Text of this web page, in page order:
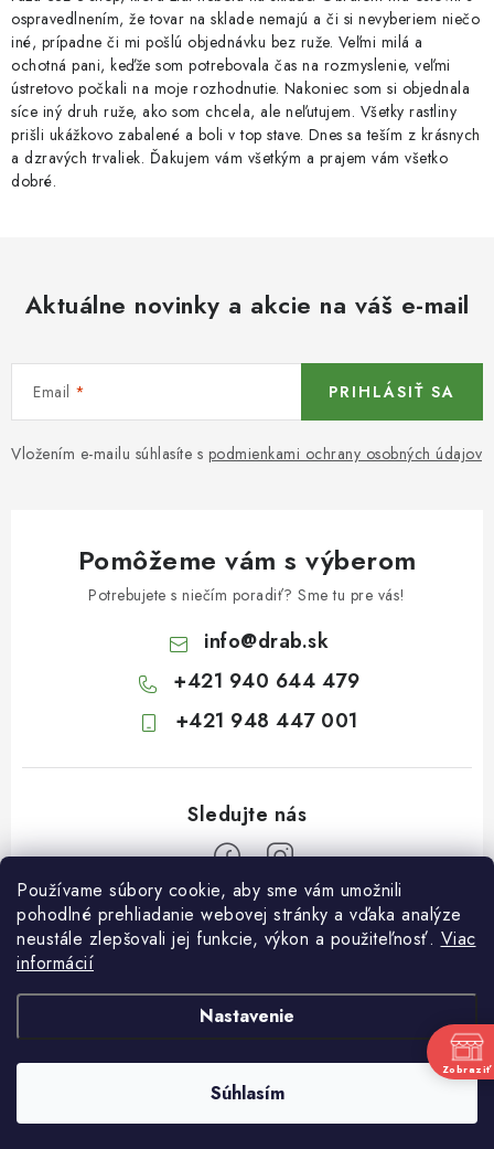
Používame súbory cookie, aby sme vám umožnili
pohodlné prehliadanie webovej stránky a vďaka analýze
neustále zlepšovali jej funkcie, výkon a použiteľnosť. Viac
informácií
Nastavenie
Súhlasím
ospravedlnením, že tovar na sklade nemajú a či si nevyberiem niečo
iné, prípadne či mi pošlú objednávku bez ruže. Veľmi milá a
ochotná pani, keďže som potrebovala čas na rozmyslenie, veľmi
ústretovo počkali na moje rozhodnutie. Nakoniec som si objednala
síce iný druh ruže, ako som chcela, ale neľutujem. Všetky rastliny
prišli ukážkovo zabalené a boli v top stave. Dnes sa teším z krásnych
a dzravých trvaliek. Ďakujem vám všetkým a prajem vám všetko
dobré.
Aktuálne novinky a akcie na váš e-mail
Email
Vložením e-mailu súhlasíte s podmienkami ochrany osobných údajov
PRIHLÁSIŤ SA
Pomôžeme vám s výberom
Potrebujete s niečím poradiť? Sme tu pre vás!
info@drab.sk
+421 940 644 479
+421 948 447 001
Informácie pre vás
Podmienky ochrany osobných údajov
Záhradkárstvo Dráb. Všetky práva vyhradené.
Zobraziť